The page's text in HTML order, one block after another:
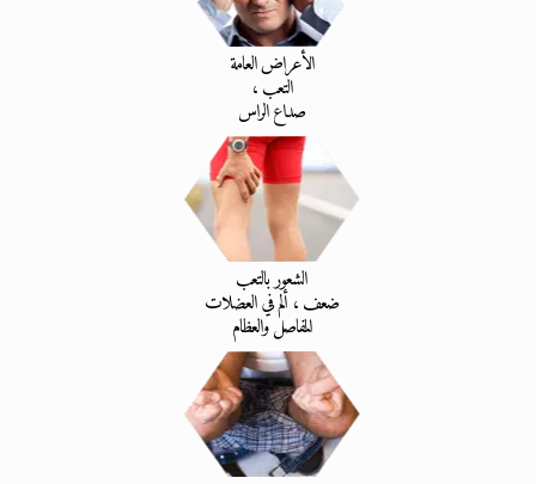
الأعراض العامة
التعب ،
صداع الراس
الشعور بالتعب
ضعف ، ألم في العضلات
المفاصل والعظام